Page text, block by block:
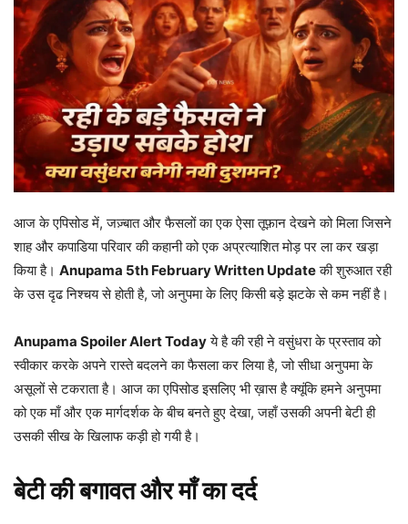
आज के एपिसोड में, जज़्बात और फैसलों का एक ऐसा तूफ़ान देखने को मिला जिसने
शाह और कपाडिया परिवार की कहानी को एक अप्रत्याशित मोड़ पर ला कर खड़ा
किया है। Anupama 5th February Written Updateकी शुरुआत रही
के उस दृढ निश्चय से होती है, जो अनुपमा के लिए किसी बड़े झटके से कम नहीं है।
Anupama Spoiler Alert Todayये है की रही ने वसुंधरा के प्रस्ताव को
स्वीकार करके अपने रास्ते बदलने का फैसला कर लिया है, जो सीधा अनुपमा के
असूलों से टकराता है। आज का एपिसोड इसलिए भी ख़ास है क्यूंकि हमने अनुपमा
को एक माँ और एक मार्गदर्शक के बीच बनते हुए देखा, जहाँ उसकी अपनी बेटी ही
उसकी सीख के खिलाफ कड़ी हो गयी है।
बेटी की बगावत और माँ का दर्द